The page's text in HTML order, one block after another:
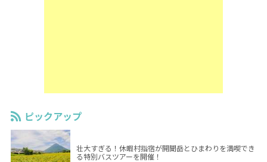
ピックアップ
壮大すぎる！休暇村指宿が開聞岳とひまわりを満喫でき
る特別バスツアーを開催！